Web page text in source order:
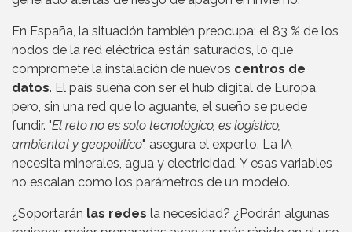
En España, la situación también preocupa: el 83 % de los
nodos de la red eléctrica están saturados, lo que
compromete la instalación de nuevos centros de
datos. El país sueña con ser el hub digital de Europa,
pero, sin una red que lo aguante, el sueño se puede
fundir. "El reto no es solo tecnológico, es logístico,
ambiental y geopolítico", asegura el experto. La IA
necesita minerales, agua y electricidad. Y esas variables
no escalan como los parámetros de un modelo.
¿Soportarán las redes la necesidad? ¿Podrán algunas